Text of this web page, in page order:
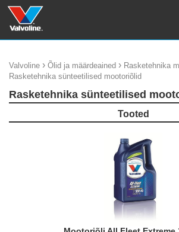
Valvoline › Õlid ja määrdeained › Rasketehnika
Rasketehnika sünteetilised mootoriõlid
Rasketehnika sünteetilised
Tooted